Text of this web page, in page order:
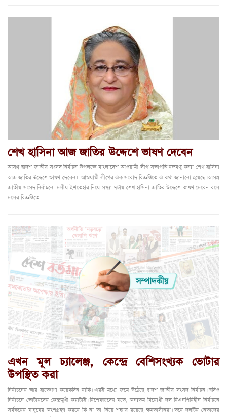
শেখ হাসিনা আজ জাতির উদ্দেশে ভাষণ দেবেন
আসন্ন দ্বাদশ জাতীয় সংসদ নির্বাচন উপলক্ষে বাংলাদেশ আওয়ামী লীগ সভাপতি বঙ্গবন্ধু কন্যা শেখ হাসিনা
আজ জাতির উদ্দেশে ভাষণ দেবেন। আওয়ামী লীগের এক সংবাদ বিজ্ঞপ্তিতে এ কথা জানানো হয়েছে। আসন্ন
জাতীয় সংসদ নির্বাচনে দলীয় ইশতেহার নিয়ে সন্ধ্যা ৭টায় শেখ হাসিনা জাতির উদ্দেশে ভাষণ দেবেন বলে
দলের বিজ্ঞপ্তিতে…
এখন মূল চ্যালেঞ্জ, কেন্দ্রে বেশিসংখ্যক ভোটার
উপস্থিত করা
নির্বাচনের আর হাতেগণা কয়েকদিন বাকি। এরই মধ্যে জমে উঠেছে দ্বাদশ জাতীয় সংসদ নির্বাচন। যদিও
নির্বাচনে ভোটারদের কেন্দ্রমুখী করাটাই। বিশেষজ্ঞদের মতে, অন্যতম বিরোধী দল বিএনপিবিহীন নির্বাচনে
সর্বস্তরের মানুষের অংশগ্রহণ করবে কি না তা নিয়ে শঙ্কায় রয়েছে ক্ষমতাসীনরা। তবে দলটির নেতাদের